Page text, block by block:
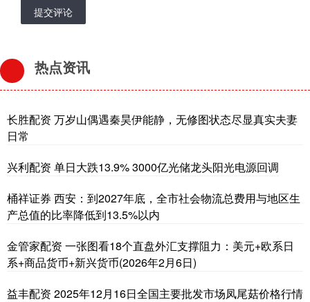
提交评论
热点资讯
长胜配资 万岁山偶遇秦昊伊能静，无修图状态尽显真实夫妻
日常
兴利配资 单日大跌13.9% 3000亿光储龙头阳光电源回调
桶祥证券 西安：到2027年底，全市社会物流总费用与地区生
产总值的比率降低到13.5%以内
金管家配资 一张图看18个直盘外汇支撑阻力：美元+欧系日
系+商品货币+新兴货币(2026年2月6日)
益丰配资 2025年12月16日全国主要批发市场凤尾菇价格行情